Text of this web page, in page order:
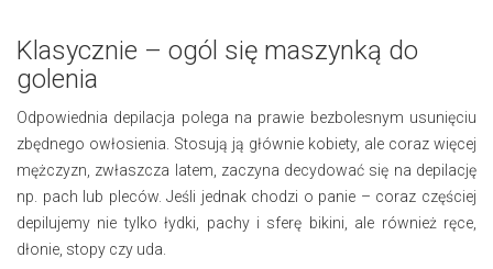
Klasycznie – ogól się maszynką do
golenia
Odpowiednia depilacja polega na prawie bezbolesnym usunięciu
zbędnego owłosienia. Stosują ją głównie kobiety, ale coraz więcej
mężczyzn, zwłaszcza latem, zaczyna decydować się na depilację
np. pach lub pleców. Jeśli jednak chodzi o panie – coraz częściej
depilujemy nie tylko łydki, pachy i sferę bikini, ale również ręce,
dłonie, stopy czy uda.